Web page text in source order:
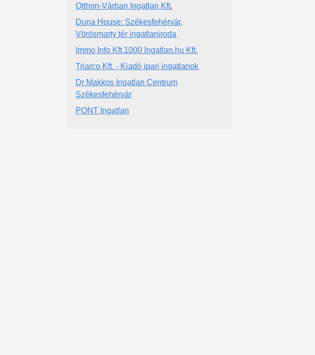
Otthon-Várban Ingatlan Kft.
Duna House: Székesfehérvár,
Vörösmarty tér ingatlaniroda
Immo Info Kft.1000 Ingatlan.hu Kft.
Triarco Kft. - Kiadó ipari ingatlanok
Dr Makkos Ingatlan Centrum
Székesfehérvár
PONT Ingatlan